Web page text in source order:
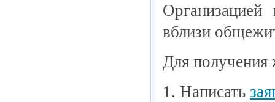
вблизи
Для получения
1. Написать